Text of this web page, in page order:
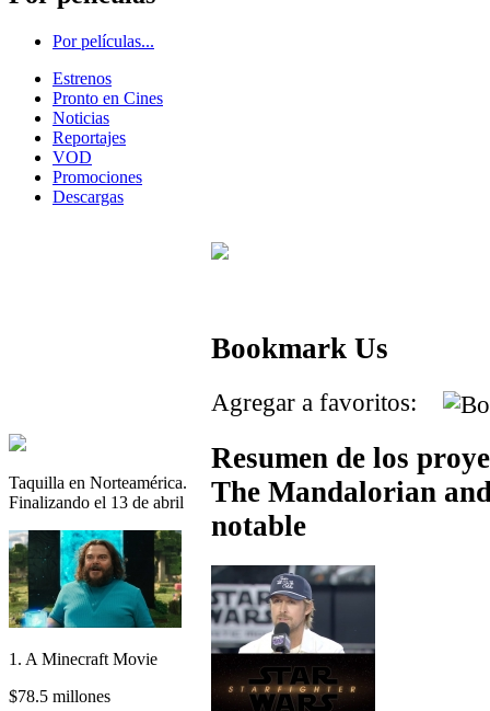
Por películas...
Estrenos
Pronto en Cines
Noticias
Reportajes
VOD
Promociones
Descargas
Taquilla en Norteamérica.
Finalizando el 13 de abril
1. A Minecraft Movie
$78.5 millones
Bookmark Us
Agregar a favoritos:
Resumen de los
The Mandalorian
notable